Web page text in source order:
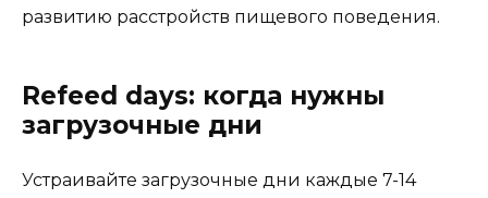
развитию расстройств пищевого поведения.
Refeed days: когда нужны
загрузочные дни
Устраивайте загрузочные дни каждые 7-14